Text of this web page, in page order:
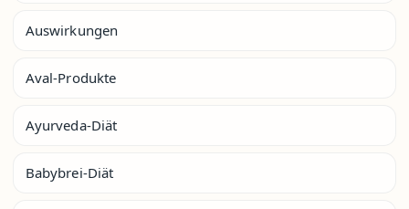
Auswirkungen
Aval-Produkte
Ayurveda-Diät
Babybrei-Diät